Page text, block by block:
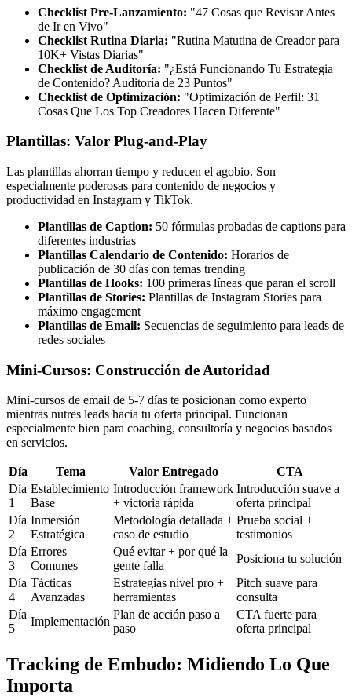
Checklist Pre-Lanzamiento: "47 Cosas que Revisar Antes
de Ir en Vivo"
Checklist Rutina Diaria: "Rutina Matutina de Creador para
10K+ Vistas Diarias"
Checklist de Auditoría: "¿Está Funcionando Tu Estrategia
de Contenido? Auditoría de 23 Puntos"
Checklist de Optimización: "Optimización de Perfil: 31
Cosas Que Los Top Creadores Hacen Diferente"
Plantillas: Valor Plug-and-Play
Las plantillas ahorran tiempo y reducen el agobio. Son
especialmente poderosas para contenido de negocios y
productividad en Instagram y TikTok.
Plantillas de Caption: 50 fórmulas probadas de captions para
diferentes industrias
Plantillas Calendario de Contenido: Horarios de
publicación de 30 días con temas trending
Plantillas de Hooks: 100 primeras líneas que paran el scroll
Plantillas de Stories: Plantillas de Instagram Stories para
máximo engagement
Plantillas de Email: Secuencias de seguimiento para leads de
redes sociales
Mini-Cursos: Construcción de Autoridad
Mini-cursos de email de 5-7 días te posicionan como experto
mientras nutres leads hacia tu oferta principal. Funcionan
especialmente bien para coaching, consultoría y negocios basados
en servicios.
Día Tema Valor Entregado
CTA
Día
1
Establecimiento
Base
Introducción framework
+ victoria rápida
Introducción suave a
oferta principal
Día
2
Inmersión
Estratégica
Metodología detallada +
caso de estudio
Prueba social +
testimonios
Día
3
Errores
Comunes
Qué evitar + por qué la
gente falla
Posiciona tu solución
Día
4
Tácticas
Avanzadas
Estrategias nivel pro +
herramientas
Pitch suave para
consulta
Día
5
Implementación
Plan de acción paso a
paso
CTA fuerte para
oferta principal
Tracking de Embudo: Midiendo Lo Que
Importa